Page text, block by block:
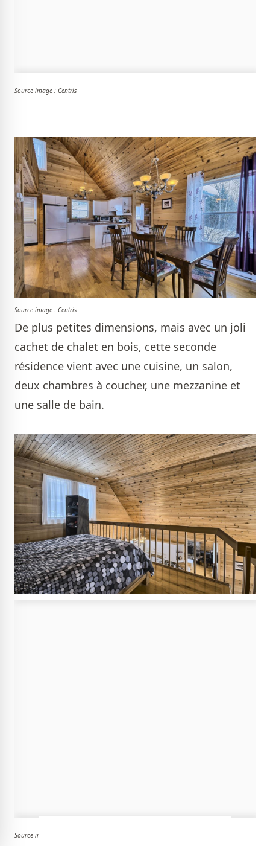
Source image : Centris
Source image : Centris
De plus petites dimensions, mais avec un joli
cachet de chalet en bois, cette seconde
résidence vient avec une cuisine, un salon,
deux chambres à coucher, une mezzanine et
une salle de bain.
Source image : Centris